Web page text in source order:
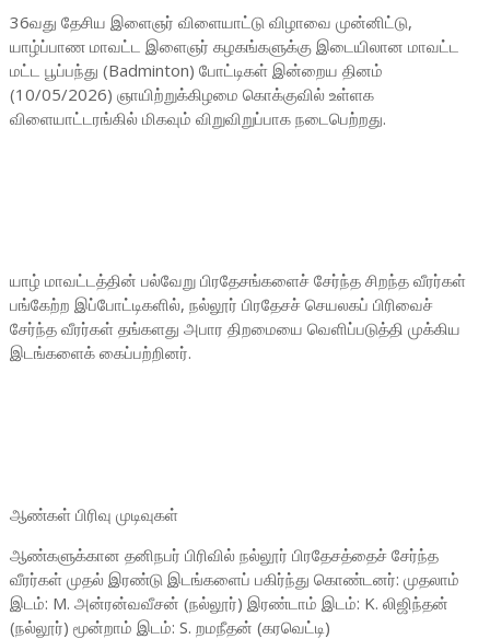
36வது தேசிய இளைஞர் விளையாட்டு விழாவை முன்னிட்டு,
யாழ்ப்பாண மாவட்ட இளைஞர் கழகங்களுக்கு இடையிலான மாவட்ட
மட்ட பூப்பந்து (Badminton) போட்டிகள் இன்றைய தினம்
(10/05/2026) ஞாயிற்றுக்கிழமை கொக்குவில் உள்ளக
விளையாட்டரங்கில் மிகவும் விறுவிறுப்பாக நடைபெற்றது.
யாழ் மாவட்டத்தின் பல்வேறு பிரதேசங்களைச் சேர்ந்த சிறந்த வீரர்கள்
பங்கேற்ற இப்போட்டிகளில், நல்லூர் பிரதேசச் செயலகப் பிரிவைச்
சேர்ந்த வீரர்கள் தங்களது அபார திறமையை வெளிப்படுத்தி முக்கிய
இடங்களைக் கைப்பற்றினர்.
ஆண்கள் பிரிவு முடிவுகள்
ஆண்களுக்கான தனிநபர் பிரிவில் நல்லூர் பிரதேசத்தைச் சேர்ந்த
வீரர்கள் முதல் இரண்டு இடங்களைப் பகிர்ந்து கொண்டனர்: முதலாம்
இடம்: M. அன்ரன்வவீசன் (நல்லூர்) இரண்டாம் இடம்: K. லிஜிந்தன்
(நல்லூர்) மூன்றாம் இடம்: S. றமநீதன் (கரவெட்டி)